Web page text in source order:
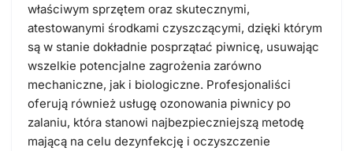
właściwym sprzętem oraz skutecznymi,
atestowanymi środkami czyszczącymi, dzięki którym
są w stanie dokładnie posprzątać piwnicę, usuwając
wszelkie potencjalne zagrożenia zarówno
mechaniczne, jak i biologiczne. Profesjonaliści
oferują również usługę ozonowania piwnicy po
zalaniu, która stanowi najbezpieczniejszą metodę
mającą na celu dezynfekcję i oczyszczenie